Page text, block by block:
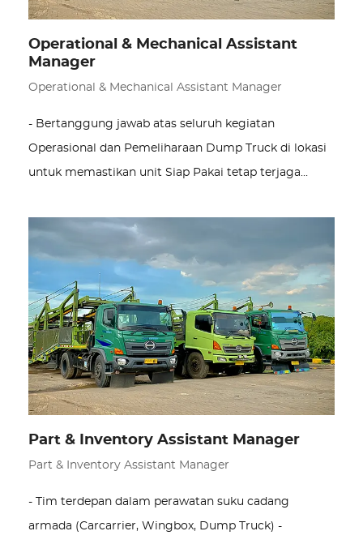
Operational & Mechanical Assistant
Manager
Operational & Mechanical Assistant Manager
- Bertanggung jawab atas seluruh kegiatan
Operasional dan Pemeliharaan Dump Truck di lokasi
untuk memastikan unit Siap Pakai tetap terjaga…
Part & Inventory Assistant Manager
Part & Inventory Assistant Manager
- Tim terdepan dalam perawatan suku cadang
armada (Carcarrier, Wingbox, Dump Truck) -